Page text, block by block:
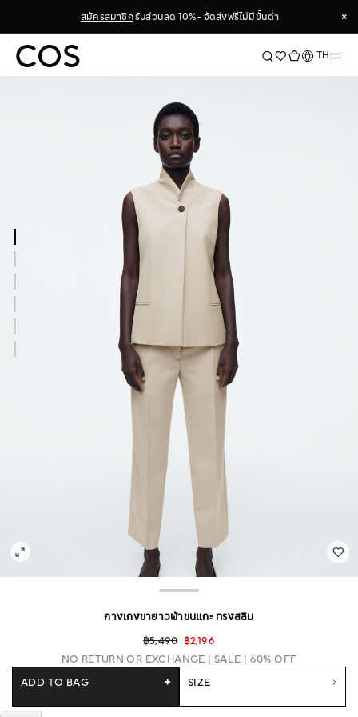
สมัครสมาชิกรับส่วนลด 10% - จัดส่งฟรีไม่มีขั้นต่ำ
×
×
ภาษาTH
กางเกงขายาวผ้าขนแกะ ทรงสลิม
฿5,490 ฿2,196
NO RETURN OR EXCHANGE
SALE | 60% OFF
SIZE
ADD TO BAG +